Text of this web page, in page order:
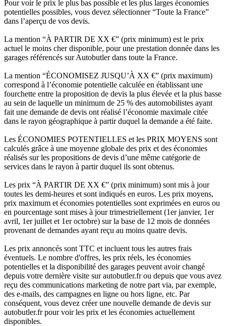
Pour voir le prix le plus bas possible et les plus larges économies
potentielles possibles, vous devez sélectionner “Toute la France”
dans l’aperçu de vos devis.
La mention “À PARTIR DE XX €” (prix minimum) est le prix
actuel le moins cher disponible, pour une prestation donnée dans les
garages référencés sur Autobutler dans toute la France.
La mention “ÉCONOMISEZ JUSQU’À XX €” (prix maximum)
correspond à l’économie potentielle calculée en établissant une
fourchette entre la proposition de devis la plus élevée et la plus basse
au sein de laquelle un minimum de 25 % des automobilistes ayant
fait une demande de devis ont réalisé l’économie maximale citée
dans le rayon géographique à partir duquel la demande a été faite.
Les ÉCONOMIES POTENTIELLES et les PRIX MOYENS sont
calculés grâce à une moyenne globale des prix et des économies
réalisés sur les propositions de devis d’une même catégorie de
services dans le rayon à partir duquel ils sont obtenus.
Les prix “À PARTIR DE XX €” (prix minimum) sont mis à jour
toutes les demi-heures et sont indiqués en euros. Les prix moyens,
prix maximum et économies potentielles sont exprimées en euros ou
en pourcentage sont mises à jour trimestriellement (1er janvier, 1er
avril, 1er juillet et 1er octobre) sur la base de 12 mois de données
provenant de demandes ayant reçu au moins quatre devis.
Les prix annoncés sont TTC et incluent tous les autres frais
éventuels. Le nombre d'offres, les prix réels, les économies
potentielles et la disponibilité des garages peuvent avoir changé
depuis votre dernière visite sur autobutler.fr ou depuis que vous avez
reçu des communications marketing de notre part via, par exemple,
des e-mails, des campagnes en ligne ou hors ligne, etc. Par
conséquent, vous devez créer une nouvelle demande de devis sur
autobutler.fr pour voir les prix et les économies actuellement
disponibles.